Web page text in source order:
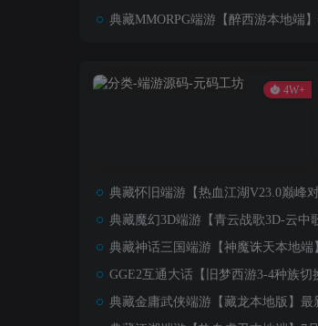
典藏MMORPG端游【醉西游本地端
4W+
典藏怀旧端游【热血江湖V23.0巅峰
典藏魔幻3D端游【青云战歌3D-云中
典藏神话三国端游【神魔诛天本地
GGE2互通大话【旧梦西游3-4种族
典藏金庸武侠端游【藏龙本地版】